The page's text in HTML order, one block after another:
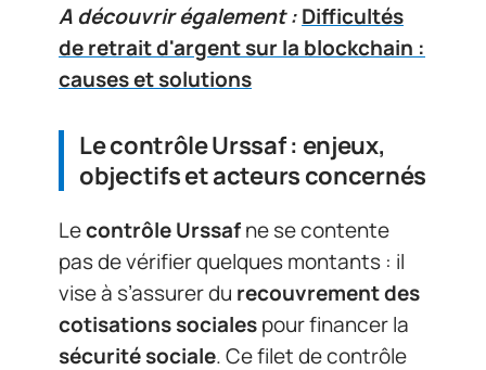
A découvrir également :Difficultés
de retrait d'argent sur la blockchain :
causes et solutions
Le contrôle Urssaf : enjeux,
objectifs et acteurs concernés
Lecontrôle Urssafne se contente
pas de vérifier quelques montants : il
vise à s’assurer du recouvrement des
cotisations socialespour financer la
sécurité sociale. Ce filet de contrôle